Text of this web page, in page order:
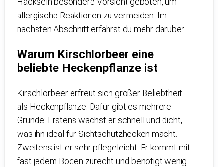
allergische Reaktionen zu vermeiden. Im
nächsten Abschnitt erfährst du mehr darüber.
Warum Kirschlorbeer eine
beliebte Heckenpflanze ist
Kirschlorbeer erfreut sich großer Beliebtheit
als Heckenpflanze. Dafür gibt es mehrere
Gründe: Erstens wächst er schnell und dicht,
was ihn ideal für Sichtschutzhecken macht.
Zweitens ist er sehr pflegeleicht. Er kommt mit
fast jedem Boden zurecht und benötigt wenig